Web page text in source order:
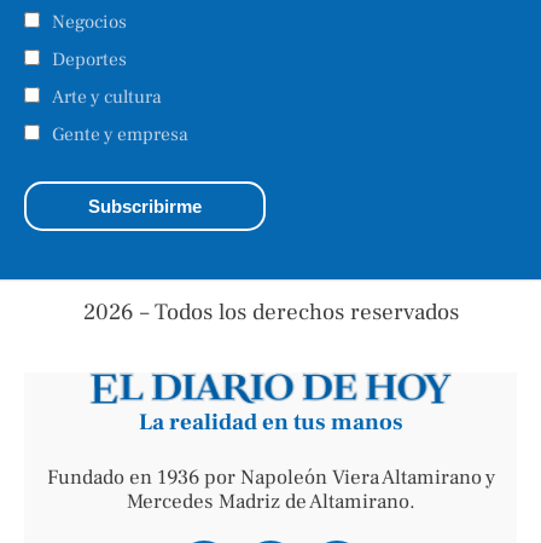
Negocios
Deportes
Arte y cultura
Gente y empresa
2026 – Todos los derechos reservados
La realidad en tus manos
Fundado en 1936 por Napoleón Viera Altamirano y
Mercedes Madriz de Altamirano.